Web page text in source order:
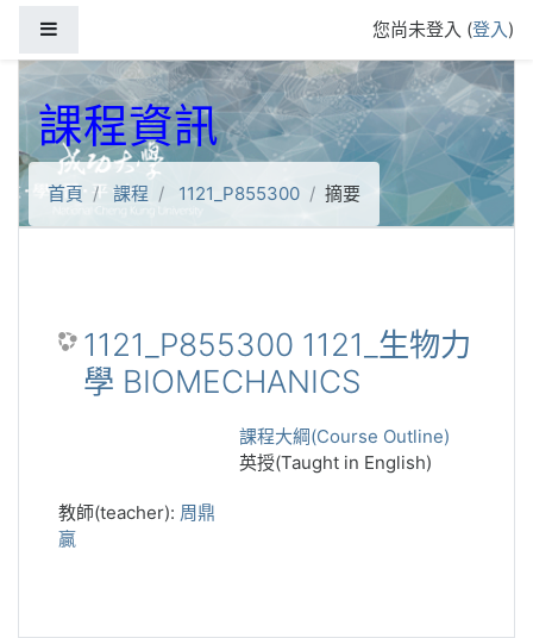
您尚未登入 (登入)
課程資訊
首頁 課程 1121_P855300 摘要
1121_P855300 1121_生物力
學 BIOMECHANICS
課程大綱(Course Outline)
英授(Taught in English)
教師(teacher): 周鼎
贏